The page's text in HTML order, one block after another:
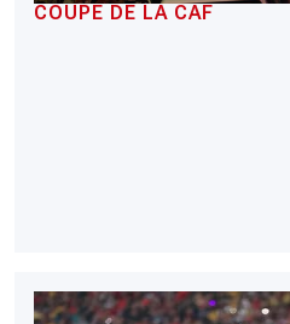
COUPE DE LA CAF